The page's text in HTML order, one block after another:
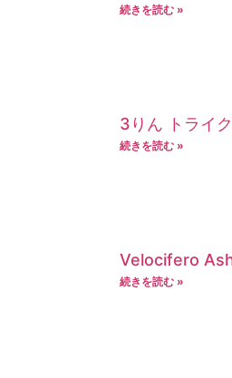
続きを読む »
3りん トライ
続きを読む »
Velocifero
続きを読む »